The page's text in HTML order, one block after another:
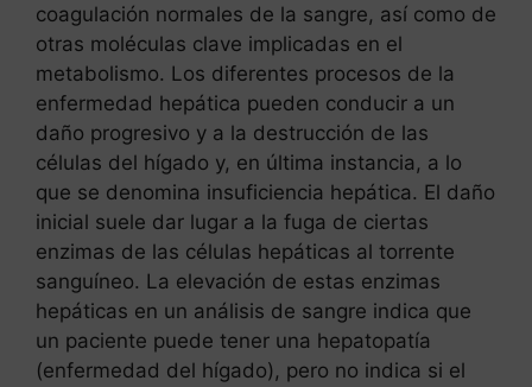
coagulación normales de la sangre, así como de
otras moléculas clave implicadas en el
metabolismo. Los diferentes procesos de la
enfermedad hepática pueden conducir a un
daño progresivo y a la destrucción de las
células del hígado y, en última instancia, a lo
que se denomina insuficiencia hepática. El daño
inicial suele dar lugar a la fuga de ciertas
enzimas de las células hepáticas al torrente
sanguíneo. La elevación de estas enzimas
hepáticas en un análisis de sangre indica que
un paciente puede tener una hepatopatía
(enfermedad del hígado), pero no indica si el